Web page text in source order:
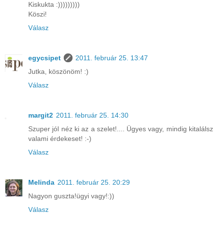
Kiskukta :)))))))))
Köszi!
Válasz
egycsipet
2011. február 25. 13:47
Jutka, köszönöm! :)
Válasz
margit2 2011. február 25. 14:30
Szuper jól néz ki az a szelet!.... Ügyes vagy, mindig kitalálsz
valami érdekeset! :-)
Válasz
Melinda 2011. február 25. 20:29
Nagyon guszta!ügyi vagy!:))
Válasz